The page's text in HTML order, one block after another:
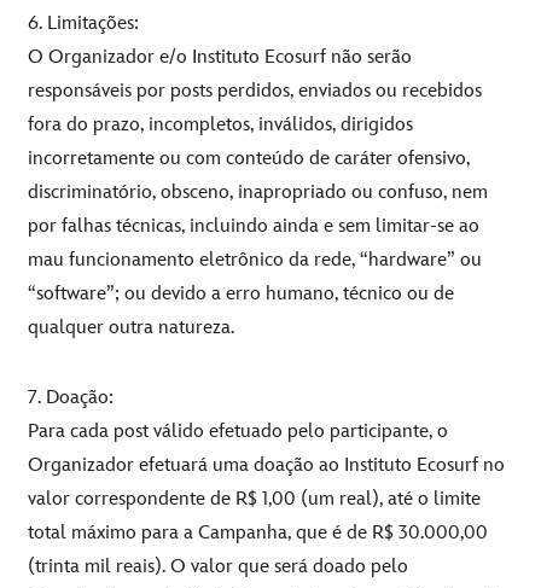
6. Limitações:
O Organizador e/o Instituto Ecosurf não serão
responsáveis por posts perdidos, enviados ou recebidos
fora do prazo, incompletos, inválidos, dirigidos
incorretamente ou com conteúdo de caráter ofensivo,
discriminatório, obsceno, inapropriado ou confuso, nem
por falhas técnicas, incluindo ainda e sem limitar-se ao
mau funcionamento eletrônico da rede, “hardware” ou
“software”; ou devido a erro humano, técnico ou de
qualquer outra natureza.
7. Doação:
Para cada post válido efetuado pelo participante, o
Organizador efetuará uma doação ao Instituto Ecosurf no
valor correspondente de R$ 1,00 (um real), até o limite
total máximo para a Campanha, que é de R$ 30.000,00
(trinta mil reais). O valor que será doado pelo